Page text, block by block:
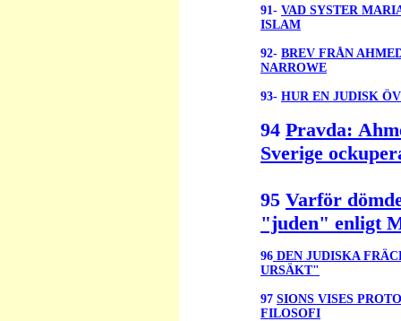
91- VAD SYSTER
ISLAM
92- BREV FRÅN
NARROWE
93- HUR EN JUDISK
94 Pravda:
Sverige
95 Varför
"juden" enligt
96 DEN JUDISKA
URSÄKT"
97 SIONS VISES
FILOSOFI